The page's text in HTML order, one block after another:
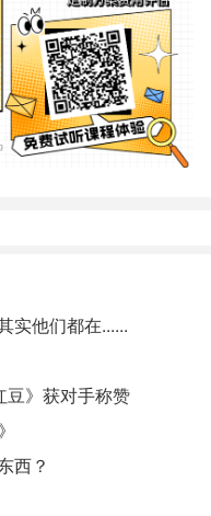
实他们都在......
豆》获对手称赞
西？